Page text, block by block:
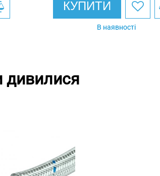
КУПИТИ
В наявності
дивилися